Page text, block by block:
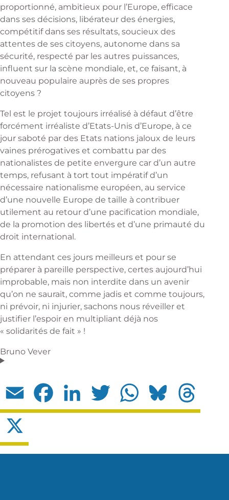
proportionné, ambitieux pour l’Europe, efficace
dans ses décisions, libérateur des énergies,
compétitif dans ses résultats, soucieux des
attentes de ses citoyens, autonome dans sa
sécurité, respecté par les autres puissances,
influent sur la scène mondiale, et, ce faisant, à
nouveau populaire auprès de ses propres
citoyens ?
Tel est le projet toujours irréalisé à défaut d’être
forcément irréaliste d’Etats-Unis d’Europe, à ce
jour saboté par des Etats nations jaloux de leurs
vaines prérogatives et combattu par des
nationalistes de petite envergure car d’un autre
temps, refusant à tort tout impératif d’un
nécessaire nationalisme européen, au service
d’une nouvelle Europe de taille à contribuer
utilement au retour d’une pacification mondiale,
de la promotion des libertés et d’une primauté du
droit international.
En attendant ces jours meilleurs et pour se
préparer à pareille perspective, certes aujourd’hui
improbable, mais non interdite dans un avenir
qu’on ne saurait, comme jadis et comme toujours,
ni prévoir, ni injurier, sachons nous réveiller et
justifier l’espoir en multipliant déjà nos
« solidarités de fait » !
Bruno Vever
Email Facebook LinkedIn Twitter WhatsApp Bluesky